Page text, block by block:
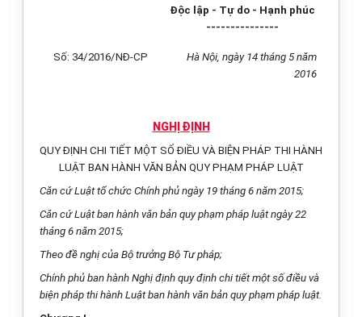
Độc lập - Tự do - Hạnh phúc
---------------
Số: 34/2016/NĐ-CP Hà Nội, ngày 14 tháng 5 năm
2016
NGHỊ ĐỊNH
QUY ĐỊNH CHI TIẾT MỘT SỐ ĐIỀU VÀ BIỆN PHÁP THI HÀNH
LUẬT BAN HÀNH VĂN BẢN QUY PHẠM PHÁP LUẬT
Căn cứ Luật tổ chức Chính phủ ngày 19 tháng 6 năm 2015;
Căn cứLuật ban hành văn bản quy phạm pháp luật ngày 22
tháng 6 năm 2015;
Theo đề nghị của Bộ trưởng Bộ Tư pháp;
Chính phủ ban hành Nghị định quy định chi tiết một sốđiều và
biện pháp thi hành Luật ban hành văn bản quy phạm pháp luật.